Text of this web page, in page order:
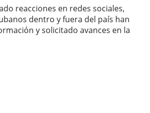
reacciones en redes sociales,
dentro y fuera del país han
y solicitado avances en la